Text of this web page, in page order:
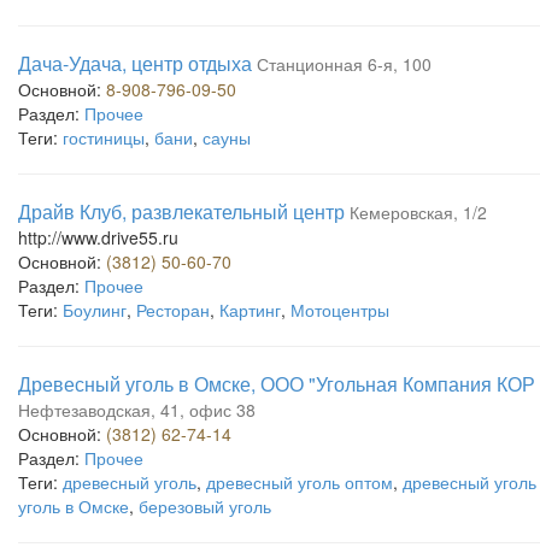
Дача-Удача, центр отдыха Станционная 6-я, 100
Основной: 8-908-796-09-50
Раздел: Прочее
Теги: гостиницы, бани, сауны
Драйв Клуб, развлекательный центр Кемеровская, 1/2
http://www.drive55.ru
Основной: (3812) 50-60-70
Раздел: Прочее
Теги: Боулинг, Ресторан, Картинг, Мотоцентры
Древесный уголь в Омске, ООО "Угольная Компания
Нефтезаводская, 41, офис 38
Основной: (3812) 62-74-14
Раздел: Прочее
Теги: древесный уголь, древесный уголь оптом, древесный
уголь в Омске, березовый уголь